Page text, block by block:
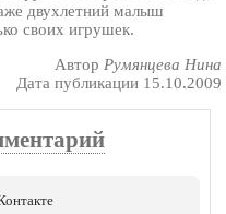
двухлетний малыш
своих игрушек.
Автор Румянцева Нина
Дата публикации 15.10.2009